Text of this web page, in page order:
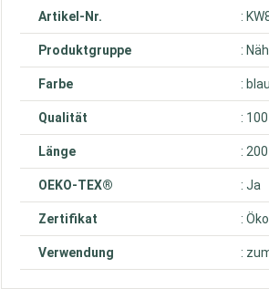
Artikel-Nr. :
Produktgruppe :
Farbe : blau
Qualität :
Länge :
OEKO-TEX® : Ja
Zertifikat :
Verwendung :